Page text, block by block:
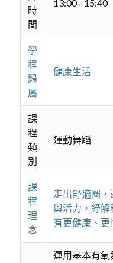
時
間
13:00 - 15:40
學
程
歸
屬
健康生活
課
程
類
別
運動舞蹈
課
程
理
念
走出舒適圈
與活力，紓
有更健康、更
運用基本有